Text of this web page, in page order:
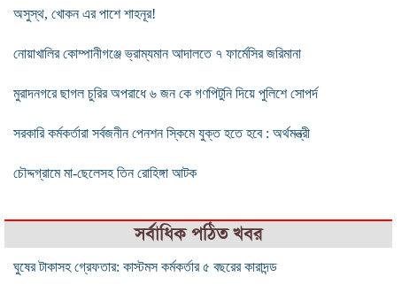
অসুস্থ, খোকন এর পাশে শাহনূর!
নোয়াখালির কোম্পানীগঞ্জে ভ্রাম্যমান আদালতে ৭ ফার্মেসির জরিমানা
মুরাদনগরে ছাগল চুরির অপরাধে ৬ জন কে গণপিটুনি দিয়ে পুলিশে সোপর্দ
সরকারি কর্মকর্তারা সর্বজনীন পেনশন স্কিমে যুক্ত হতে হবে : অর্থমন্ত্রী
চৌদ্দগ্রামে মা-ছেলেসহ তিন রোহিঙ্গা আটক
সর্বাধিক পঠিত খবর
ঘুষের টাকাসহ গ্রেফতার: কাস্টমস কর্মকর্তার ৫ বছরের কারাদন্ড